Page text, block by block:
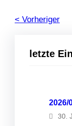
letzte
2026/
30.
< Vorheriger